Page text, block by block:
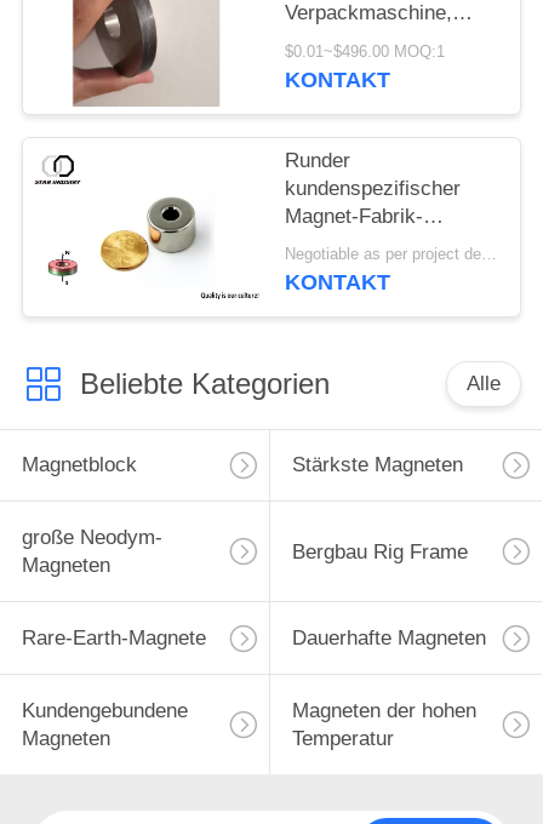
Verpackmaschine,
Hochtemperaturmagneten
des alnicos 450~525℃
$0.01~$496.00 MOQ:1
KONTAKT
Runder
kundenspezifischer
Magnet-Fabrik-
Versorgungs-
industrieller
Negotiable as per project details MOQ:Beispielauftrag
KONTAKT
Beliebte Kategorien Alle
Magnetblock Stärkste Magneten
große Neodym-
Magneten
Bergbau Rig Frame
Rare-Earth-Magnete Dauerhafte Magneten
Kundengebundene
Magneten
Magneten der hohen
Temperatur